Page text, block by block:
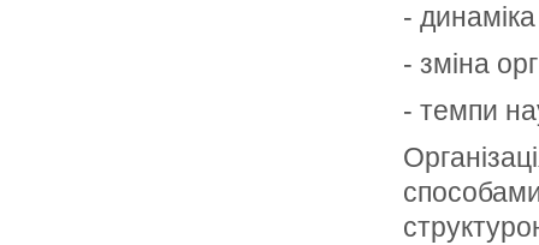
- динаміка
- зміна
- темпи